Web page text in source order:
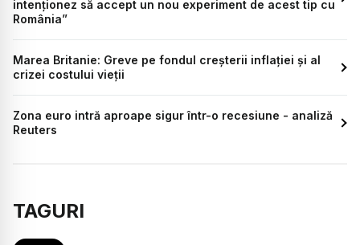
intenționez să accept un nou experiment de acest tip cu
România”
Marea Britanie: Greve pe fondul creșterii inflației și al
crizei costului vieții
Zona euro intră aproape sigur într-o recesiune - analiză
Reuters
TAGURI